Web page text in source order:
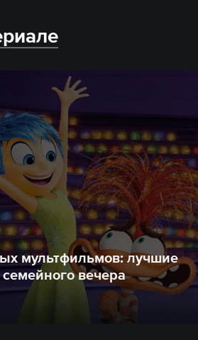
мультфильмов: лучшие
вечера